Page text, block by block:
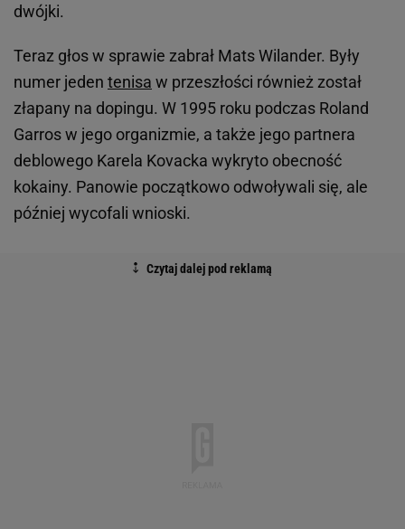
dwójki.
Teraz głos w sprawie zabrał Mats Wilander. Były
numer jeden tenisa w przeszłości również został
złapany na dopingu. W 1995 roku podczas Roland
Garros w jego organizmie, a także jego partnera
deblowego Karela Kovacka wykryto obecność
kokainy. Panowie początkowo odwoływali się, ale
później wycofali wnioski.